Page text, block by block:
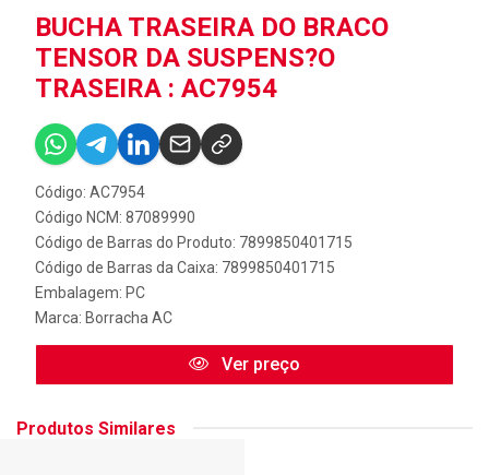
BUCHA TRASEIRA DO BRACO
TENSOR DA SUSPENS?O
TRASEIRA : AC7954
Código: AC7954
Código NCM: 87089990
Código de Barras do Produto: 7899850401715
Código de Barras da Caixa: 7899850401715
Embalagem: PC
Marca: Borracha AC
Ver preço
Produtos Similares